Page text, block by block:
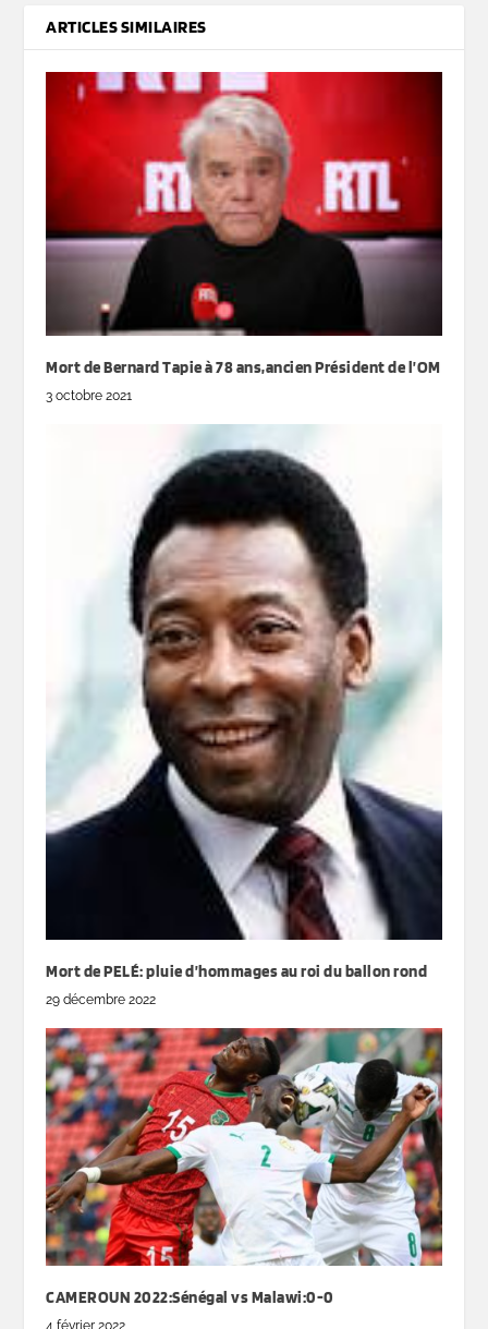
ARTICLES SIMILAIRES
Mort de Bernard Tapie à 78 ans,ancien Président de l’OM
3 octobre 2021
Mort de PELÉ: pluie d’hommages au roi du ballon rond
29 décembre 2022
CAMEROUN 2022:Sénégal vs Malawi:0-0
4 février 2022